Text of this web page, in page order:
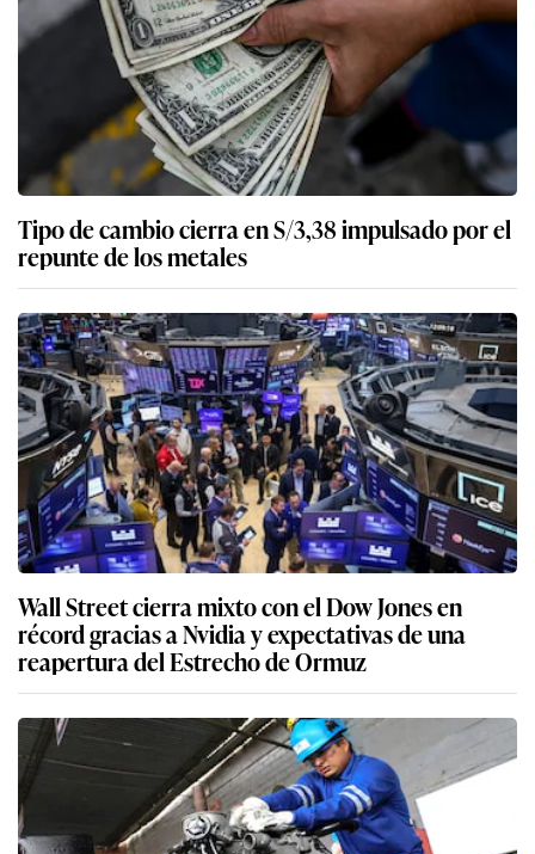
Tipo de cambio cierra en S/3,38 impulsado por el
repunte de los metales
Wall Street cierra mixto con el Dow Jones en
récord gracias a Nvidia y expectativas de una
reapertura del Estrecho de Ormuz